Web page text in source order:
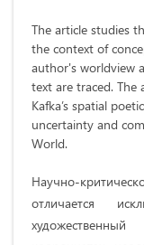
The article studies
the context of
author's worldview
text are traced.
Kafka’s spatial
uncertainty and
World.
Научно-
отличается